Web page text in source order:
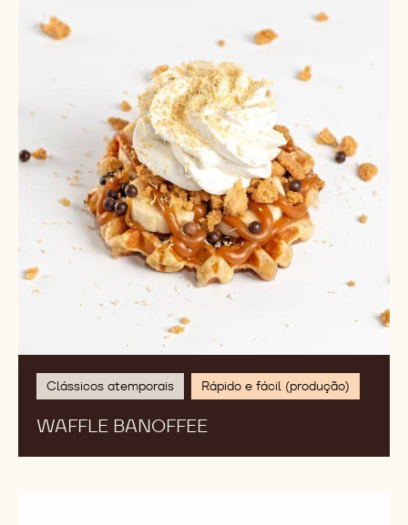
Clássicos atemporais Rápido e fácil (produção)
WAFFLE BANOFFEE
Banoffee